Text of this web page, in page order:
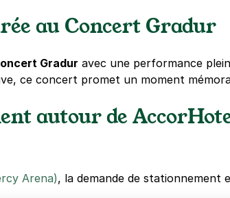
au Concert Gradur
Gradur avec une performance
ce concert promet un moment
autour de
Arena), la demande de stationnement